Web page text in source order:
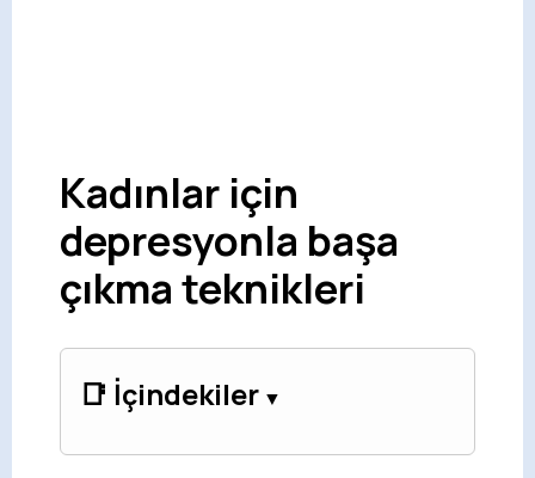
Kadınlar için
depresyonla başa
çıkma teknikleri
📑 İçindekiler